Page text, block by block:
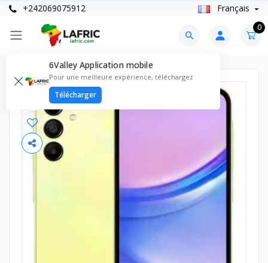
+242069075912 Français
0
6Valley Application mobile
Pour une meilleure expérience, téléchargez
Télécharger